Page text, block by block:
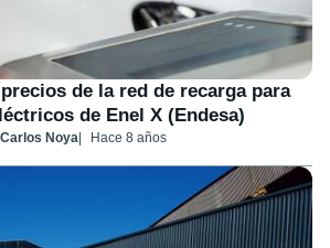
de la red de recarga para
de Enel X (Endesa)
Carlos Noya Hace 8 años